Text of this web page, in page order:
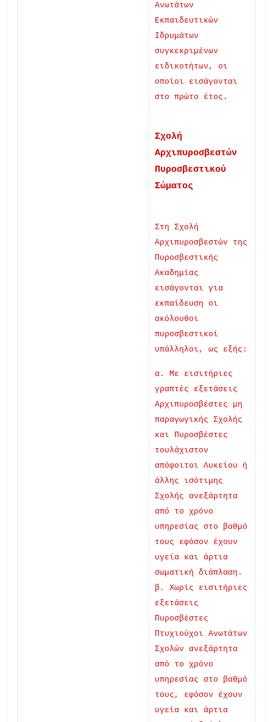
Ανωτάτων
Εκπαιδευτικών
Ιδρυμάτων
συγκεκριμένων
ειδικοτήτων, οι
οποίοι εισάγονται
στο πρώτο έτος.
Σχολή
Αρχιπυροσβεστών
Πυροσβεστικού
Σώματος
Στη Σχολή
Αρχιπυροσβεστών της
Πυροσβεστικής
Ακαδημίας
εισάγονται για
εκπαίδευση οι
ακόλουθοι
πυροσβεστικοί
υπάλληλοι, ως εξής:
α. Με εισιτήριες
γραπτές εξετάσεις
Αρχιπυροσβέστες μη
παραγωγικής Σχολής
και Πυροσβέστες
τουλάχιστον
απόφοιτοι Λυκείου ή
άλλης ισότιμης
Σχολής ανεξάρτητα
από το χρόνο
υπηρεσίας στο βαθμό
τους εφόσον έχουν
υγεία και άρτια
σωματική διάπλαση.
β. Χωρίς εισιτήριες
εξετάσεις
Πυροσβέστες
Πτυχιούχοι Ανωτάτων
Σχολών ανεξάρτητα
από το χρόνο
υπηρεσίας στο βαθμό
τους, εφόσον έχουν
υγεία και άρτια